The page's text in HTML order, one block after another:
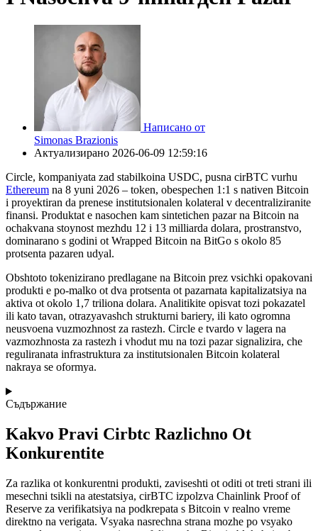
Написано от
Simonas Brazionis
Актуализирано 2026-06-09 12:59:16
Circle, kompaniyata zad stabilkoina USDC, pusnа cirBTC vurhu
Ethereum na 8 yuni 2026 – token, obespechen 1:1 s nativen Bitcoin
i proyektiran da prenese institutsionalen kolateral v decentraliziranite
finansi. Produktat е nasоchen kam sintetichen pazar na Bitcoin na
ochakvanа stoynost mezhdu 12 i 13 milliarda dolara, prostranstvo,
dominarano s godini ot Wrapped Bitcoin na BitGo s okolo 85
protsenta pazaren udyal.
Obshtoto tokenizirano predlagane na Bitcoin prez vsichki opakovani
produkti е po-malko ot dva protsenta ot pazarnata kapitalizatsiya na
aktiva ot okolo 1,7 triliona dolara. Analitikite opisvat tozi pokazatel
ili kato tavan, otrazyavashch strukturni bariery, ili kato ogromna
neusvoena vuzmozhnost za rastezh. Circle е tvardo v lagera na
vazmozhnosta za rastezh i vhodut mu na tozi pazar signalizira, che
reguliranata infrastruktura za institutsionalen Bitcoin kolateral
nakraya se oformya.
Съдържание
Kakvo Pravi Cirbtc Razlichno Ot
Konkurentite
Za razlika ot konkurentni produkti, zaviseshti ot oditi ot treti strani ili
mesechni tsikli na atestatsiya, cirBTC izpolzva Chainlink Proof of
Reserve za verifikatsiya na podkrepata s Bitcoin v realno vreme
direktno na verigatа. Vsyaka nasrechna strana mozhe po vsyako